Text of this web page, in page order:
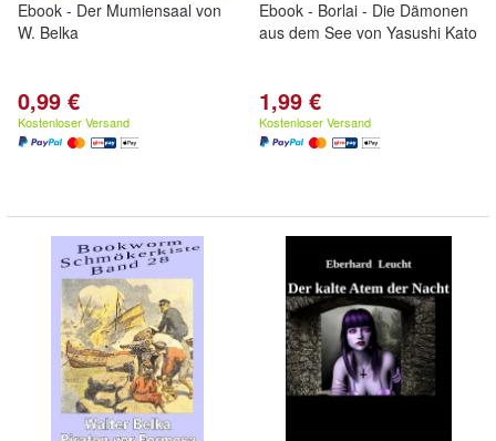
Ebook - Der Mumiensaal von
W. Belka
0,99 €
Kostenloser Versand
Ebook - Borlai - Die Dämonen
aus dem See von Yasushi Kato
1,99 €
Kostenloser Versand